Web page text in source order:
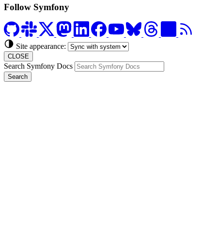
Follow Symfony
Site appearance:
CLOSE
Search Symfony Docs
Search